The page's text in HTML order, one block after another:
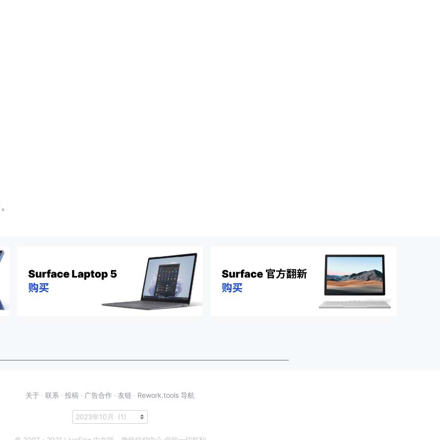
关于 · 联系 · 投稿 · 广告合作 · 友链 · Rework.tools 导航